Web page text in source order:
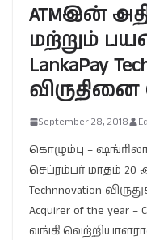
ATMஇன்
மற்றும்
LankaPay
விருதினை
September 28, 2018
கொழும்பு –
செப்ரம்பர் மாதம் 20
Technnovation
Acquirer of the year –
வங்கி